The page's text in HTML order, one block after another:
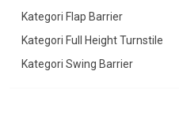
Kategori Flap Barrier
Kategori Full Height Turnstile
Kategori Swing Barrier